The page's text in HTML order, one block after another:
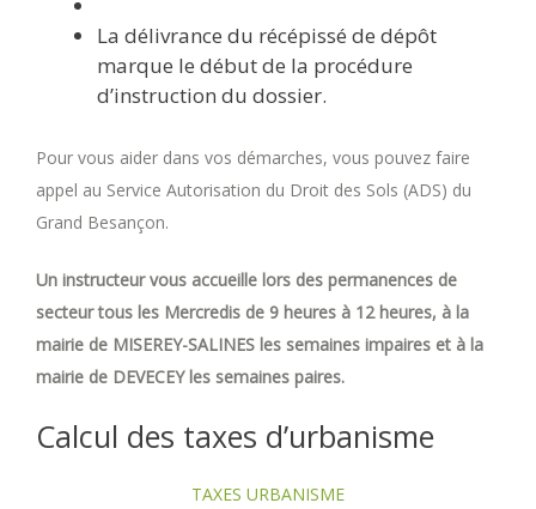
La délivrance du récépissé de dépôt
marque le début de la procédure
d’instruction du dossier.
Pour vous aider dans vos démarches, vous pouvez faire
appel au Service Autorisation du Droit des Sols (ADS) du
Grand Besançon.
Un instructeur vous accueille lors des permanences de
secteur tous les Mercredis de 9 heures à 12 heures, à la
mairie de MISEREY-SALINES les semaines impaires et à la
mairie de DEVECEY les semaines paires.
Calcul des taxes d’urbanisme
TAXES URBANISME